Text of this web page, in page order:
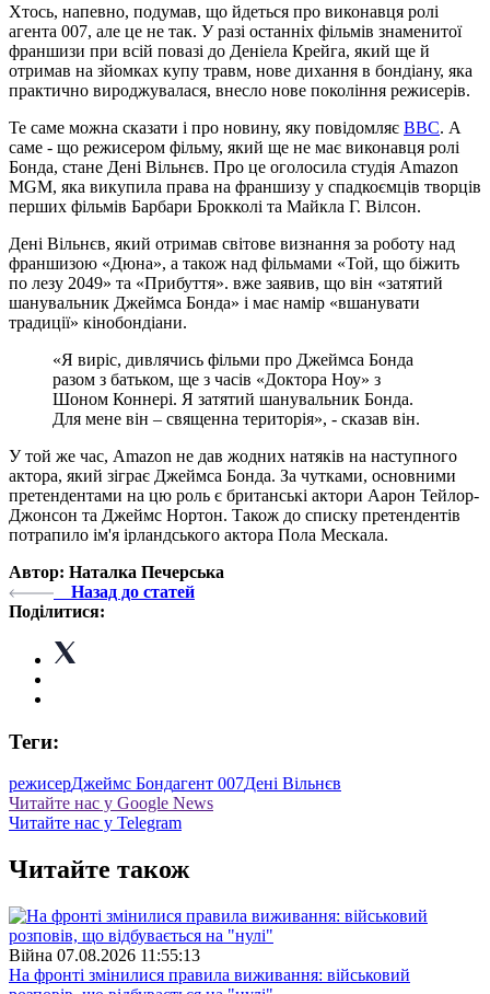
Хтось, напевно, подумав, що йдеться про виконавця ролі
агента 007, але це не так. У разі останніх фільмів знаменитої
франшизи при всій повазі до Деніела Крейга, який ще й
отримав на зйомках купу травм, нове дихання в бондіану, яка
практично вироджувалася, внесло нове покоління режисерів.
Те саме можна сказати і про новину, яку повідомляє ВВС. А
саме - що режисером фільму, який ще не має виконавця ролі
Бонда, стане Дені Вільнєв. Про це оголосила студія Amazon
MGM, яка викупила права на франшизу у спадкоємців творців
перших фільмів Барбари Брокколі та Майкла Г. Вілсон.
Дені Вільнєв, який отримав світове визнання за роботу над
франшизою «Дюна», а також над фільмами «Той, що біжить
по лезу 2049» та «Прибуття». вже заявив, що він «затятий
шанувальник Джеймса Бонда» і має намір «вшанувати
традиції» кінобондіани.
«Я виріс, дивлячись фільми про Джеймса Бонда
разом з батьком, ще з часів «Доктора Ноу» з
Шоном Коннері. Я затятий шанувальник Бонда.
Для мене він – священна територія», - сказав він.
У той же час, Amazon не дав жодних натяків на наступного
актора, який зіграє Джеймса Бонда. За чутками, основними
претендентами на цю роль є британські актори Аарон Тейлор-
Джонсон та Джеймс Нортон. Також до списку претендентів
потрапило ім'я ірландського актора Пола Мескала.
Автор: Наталка Печерська
Назад до статей
Поділитися:
Теги:
режисерДжеймс Бондагент 007Дені Вільнєв
Читайте нас у Google News
Читайте нас у Telegram
Читайте також
Війна 07.08.2026 11:55:13
На фронті змінилися правила виживання: військовий